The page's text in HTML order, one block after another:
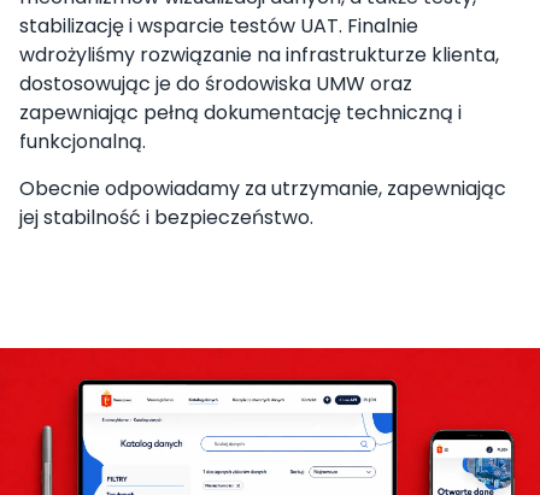
stabilizację i wsparcie testów UAT. Finalnie
wdrożyliśmy rozwiązanie na infrastrukturze klienta,
dostosowując je do środowiska UMW oraz
zapewniając pełną dokumentację techniczną i
funkcjonalną.
Obecnie odpowiadamy za utrzymanie, zapewniając
jej stabilność i bezpieczeństwo.